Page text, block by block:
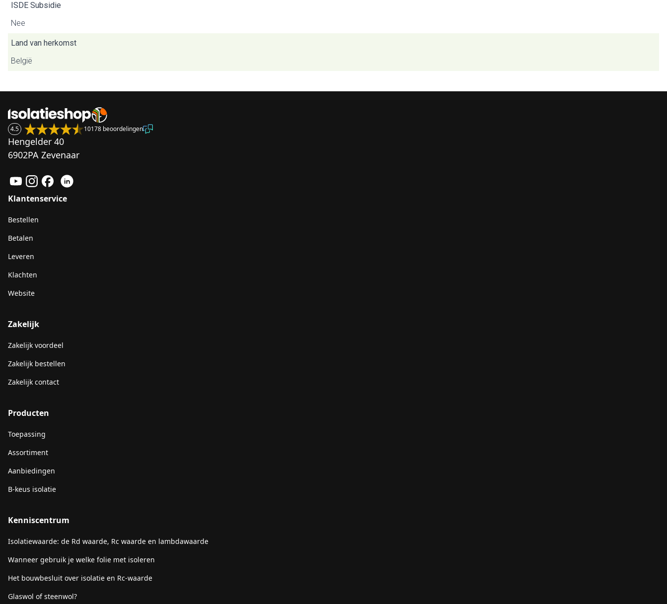
ISDE Subsidie
Nee
Land van herkomst
België
4.5 10178 beoordelingen
Hengelder 40
6902PA Zevenaar
Klantenservice
Bestellen
Betalen
Leveren
Klachten
Website
Zakelijk
Zakelijk voordeel
Zakelijk bestellen
Zakelijk contact
Producten
Toepassing
Assortiment
Aanbiedingen
B-keus isolatie
Kenniscentrum
Isolatiewaarde: de Rd waarde, Rc waarde en lambdawaarde
Wanneer gebruik je welke folie met isoleren
Het bouwbesluit over isolatie en Rc-waarde
Glaswol of steenwol?